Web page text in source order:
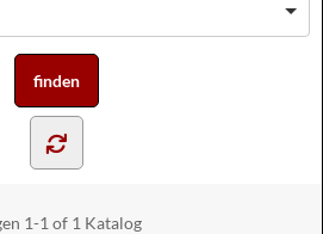
1-1 of 1 Katalog